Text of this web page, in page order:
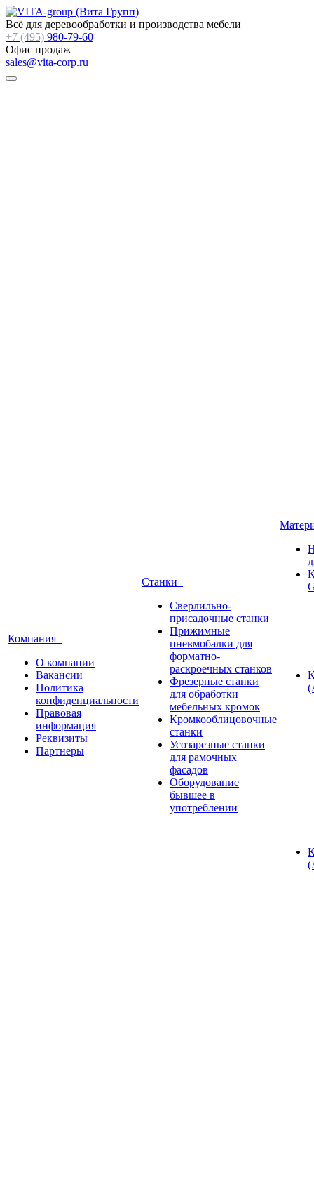
Всё для деревообработки и производства мебели
+7 (495) 980-79-60
Офис продаж
sales@vita-corp.ru
Компания
О компании
Вакансии
Политика
конфиденциальности
Правовая
информация
Реквизиты
Партнеры
Станки
Сверлильно-
присадочные станки
Прижимные
пневмобалки для
форматно-
раскроечных станков
Фрезерные станки
для обработки
мебельных кромок
Кромкооблицовочные
станки
Усозарезные станки
для рамочных
фасадов
Оборудование
бывшее в
употреблении